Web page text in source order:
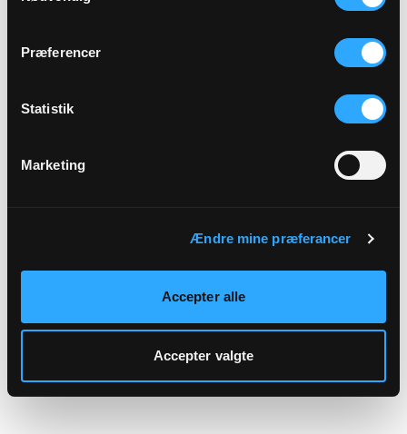
vores Cookiepolitik, som du finder i bunden af vores
Præferencer
Statistik
Marketing
Ændre mine præferancer
Accepter alle
Accepter valgte